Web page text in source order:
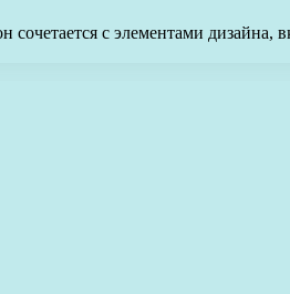
с элементами